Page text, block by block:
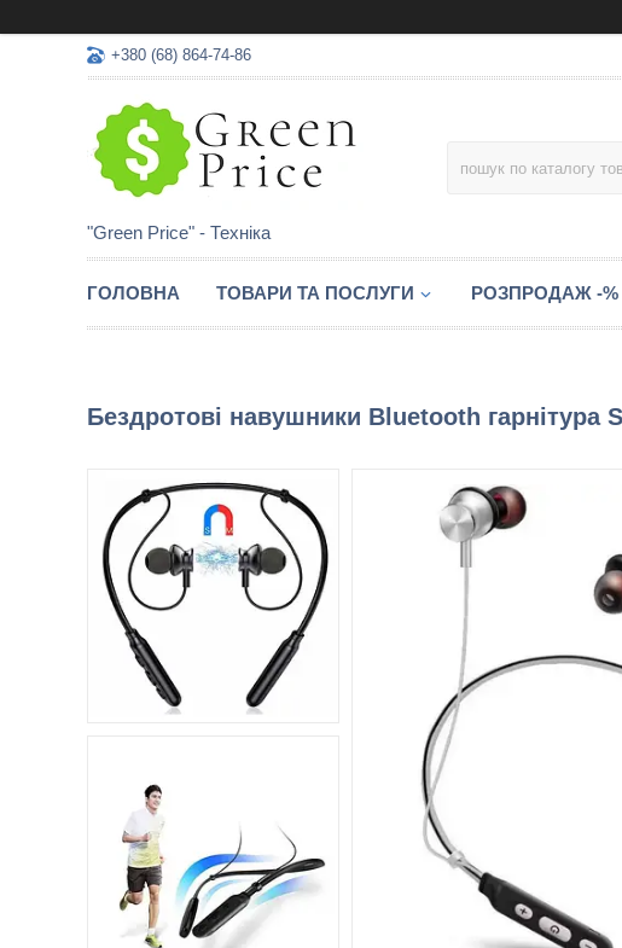
+380 (68) 864-74-86
"Green Price" - Техніка
ГОЛОВНА ТОВАРИ ТА ПОСЛУГИ РОЗПРОДАЖ -%
Бездротові навушники Bluetooth гарнітура